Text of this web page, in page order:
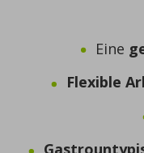
Eine
Flexible